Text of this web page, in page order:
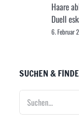
Haare
Duell
6. Februar
SUCHEN &
Suche
nach: